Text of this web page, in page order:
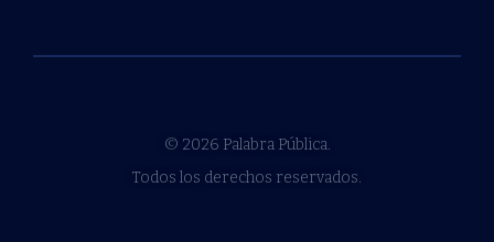
© 2026 Palabra Pública.
Todos los derechos reservados.